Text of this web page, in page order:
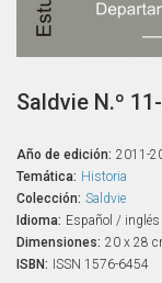
Saldvie N.º
Año de edición: 2011-
Temática: Historia
Colección: Saldvie
Idioma: Español / inglés
Dimensiones: 20 x 28
ISBN: ISSN 1576-6454